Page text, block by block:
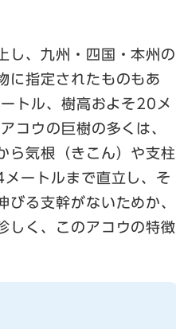
し、九州・四国・本州の
に指定されたものもあ
トル、樹高およそ20メ
コウの巨樹の多くは、
ら気根（きこん）や支柱
ートルまで直立し、そ
る支幹がないためか、
しく、このアコウの特徴